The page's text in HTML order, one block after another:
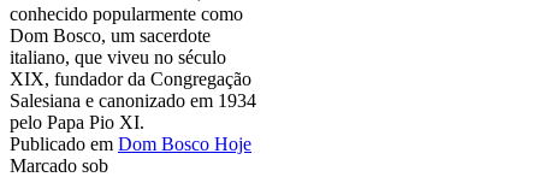
conhecido popularmente como
Dom Bosco, um sacerdote
italiano, que viveu no século
XIX, fundador da Congregação
Salesiana e canonizado em 1934
pelo Papa Pio XI.
Publicado em Dom Bosco Hoje
Marcado sob